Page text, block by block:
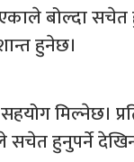
बोल्दा सचेत
हुनेछ।
मिल्नेछ।
हुनुपर्ने